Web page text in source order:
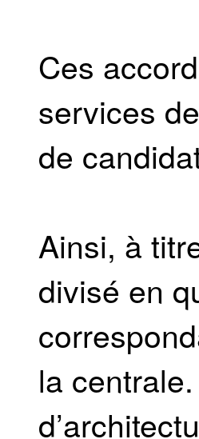
Ces
services
de
Ainsi, à
divisé en
la